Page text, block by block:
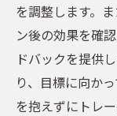
を調整します。
ン後の効果を確
ドバックを提供
り、目標に向か
を抱えずにトレ